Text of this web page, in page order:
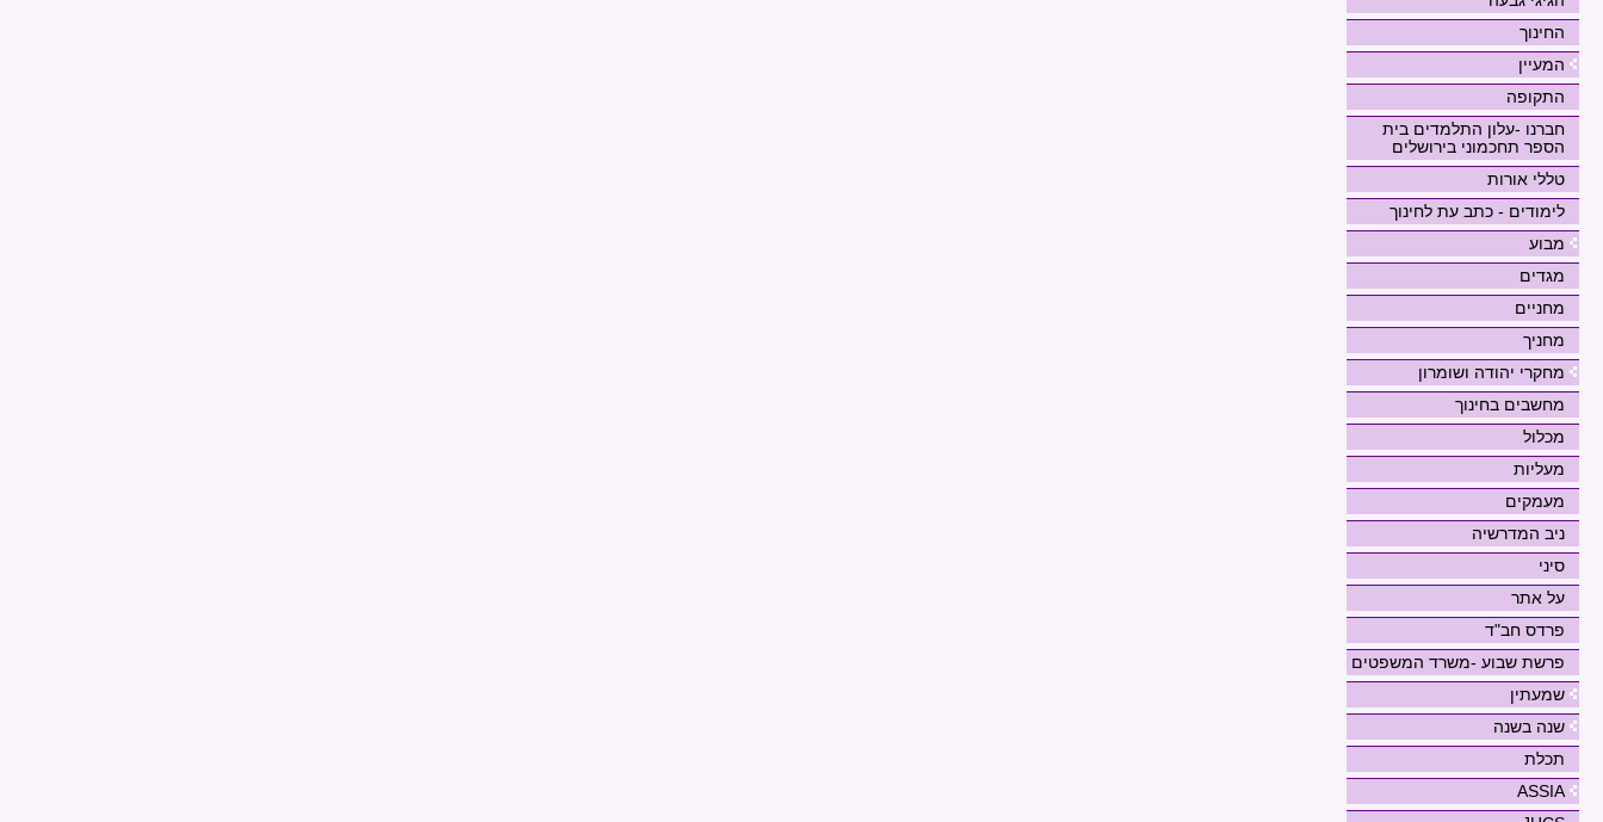
החינוך
המעיין
התקופה
חברנו -עלון התלמדים בית
הספר תחכמוני בירושלים
טללי אורות
לימודים - כתב עת לחינוך
מבוע
מגדים
מחניים
מחניך
מחקרי יהודה ושומרון
מחשבים בחינוך
מכלול
מעליות
מעמקים
ניב המדרשיה
סיני
על אתר
פרדס חב"ד
פרשת שבוע -משרד המשפטים
שמעתין
שנה בשנה
תכלת
ASSIA